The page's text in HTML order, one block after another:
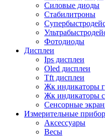
Силовые диоды
Стабилитроны
Фотодиоды
Дисплеи
Ips дисплеи
Oled дисплеи
Tft дисплеи
Жк индикаторы
Жк индикаторы
Сенсорные
Измерительные
Аксессуары
Весы